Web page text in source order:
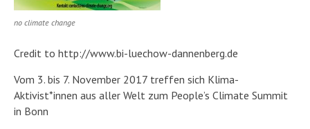
no climate change
Credit to http://www.bi-luechow-dannenberg.de
Vom 3. bis 7. November 2017 treffen sich Klima-
Aktivist*innen aus aller Welt zum People’s Climate Summit
in Bonn